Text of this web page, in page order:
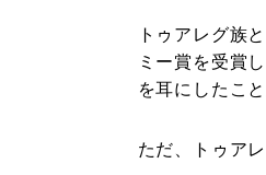
トゥアレグ族
ミー賞を受賞
を耳にしたこ
ただ、トゥア